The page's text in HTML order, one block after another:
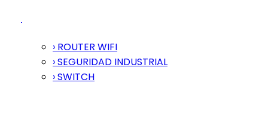
› ROUTER WIFI
› SEGURIDAD INDUSTRIAL
› SWITCH